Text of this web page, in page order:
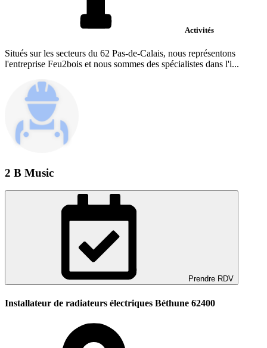
Activités
Situés sur les secteurs du 62 Pas-de-Calais, nous représentons
l'entreprise Feu2bois et nous sommes des spécialistes dans l'i...
2 B Music
Prendre RDV
Installateur de radiateurs électriques Béthune 62400